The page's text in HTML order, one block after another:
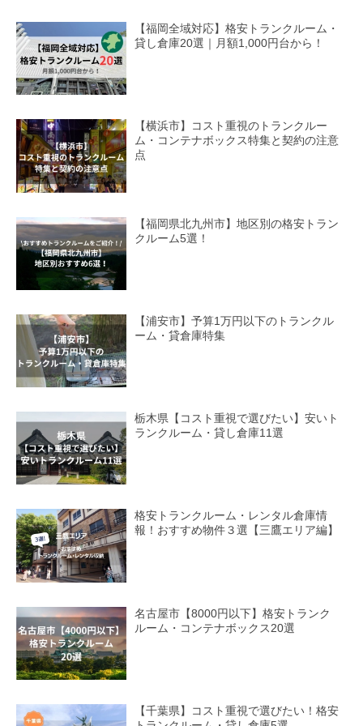
【福岡全域対応】格安トランクルーム・
貸し倉庫20選｜月額1,000円台から！
【横浜市】コスト重視のトランクルー
ム・コンテナボックス特集と契約の注意
点
【福岡県北九州市】地区別の格安トラン
クルーム5選！
【浦安市】予算1万円以下のトランクル
ーム・貸倉庫特集
栃木県【コスト重視で選びたい】安いト
ランクルーム・貸し倉庫11選
格安トランクルーム・レンタル倉庫情
報！おすすめ物件３選【三鷹エリア編】
名古屋市【8000円以下】格安トランク
ルーム・コンテナボックス20選
【千葉県】コスト重視で選びたい！格安